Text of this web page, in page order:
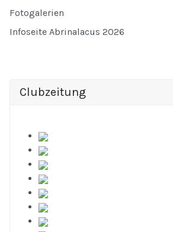
Fotogalerien
Infoseite Abrinalacus 2026
Clubzeitung